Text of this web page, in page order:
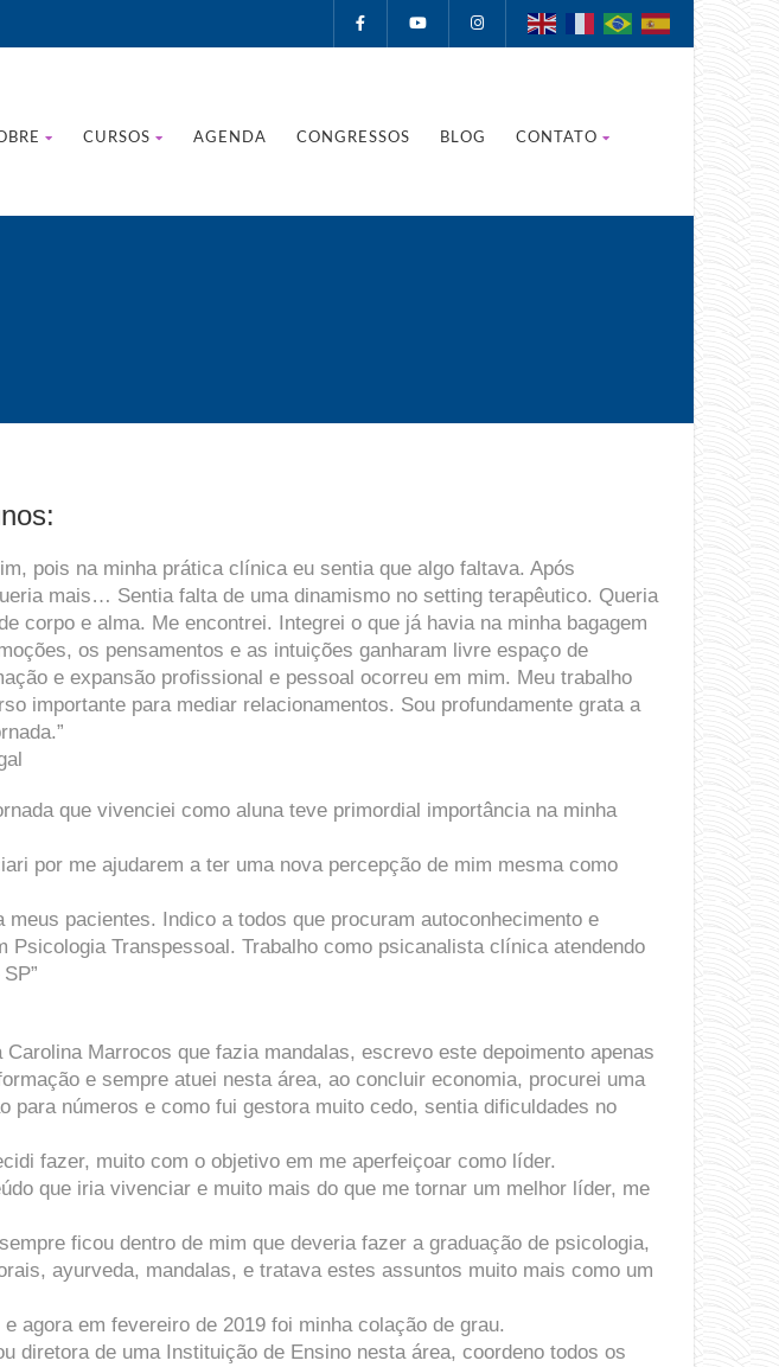
CURSOS AGENDA CONGRESSOS BLOG CONTATO
pois na minha prática clínica eu sentia que algo faltava. Após
mais… Sentia falta de uma dinamismo no setting terapêutico. Queria
corpo e alma. Me encontrei. Integrei o que já havia na minha bagagem
os pensamentos e as intuições ganharam livre espaço de
e expansão profissional e pessoal ocorreu em mim. Meu trabalho
importante para mediar relacionamentos. Sou profundamente grata a
que vivenciei como aluna teve primordial importância na minha
por me ajudarem a ter uma nova percepção de mim mesma como
pacientes. Indico a todos que procuram autoconhecimento e
Transpessoal. Trabalho como psicanalista clínica atendendo
Marrocos que fazia mandalas, escrevo este depoimento apenas
e sempre atuei nesta área, ao concluir economia, procurei uma
números e como fui gestora muito cedo, sentia dificuldades no
fazer, muito com o objetivo em me aperfeiçoar como líder.
que iria vivenciar e muito mais do que me tornar um melhor líder, me
ficou dentro de mim que deveria fazer a graduação de psicologia,
ayurveda, mandalas, e tratava estes assuntos muito mais como um
agora em fevereiro de 2019 foi minha colação de grau.
diretora de uma Instituição de Ensino nesta área, coordeno todos os